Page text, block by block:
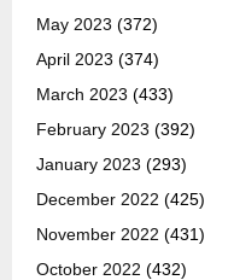
May 2023 (372)
April 2023 (374)
March 2023 (433)
February 2023 (392)
January 2023 (293)
December 2022 (425)
November 2022 (431)
October 2022 (432)